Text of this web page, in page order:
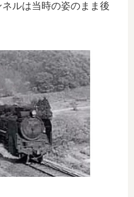
ルは当時の姿のまま後